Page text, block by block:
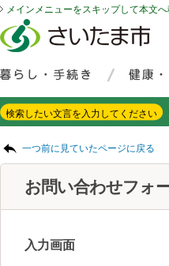
メインメニューをスキップして本文
一つ前に見ていたページに戻る
お問い合わせフォ
入力画面